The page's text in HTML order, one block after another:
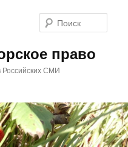
право
Российских СМИ